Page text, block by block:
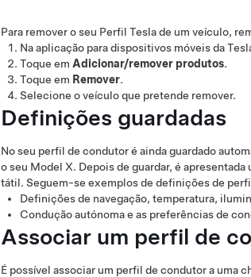
Para remover o seu Perfil Tesla de um veículo,
Na aplicação para dispositivos móveis da
Toque em Adicionar/remover produtos.
Toque em Remover.
Selecione o veículo que pretende remover.
Definições guardadas
No seu perfil de condutor é ainda guardado
o seu Model X. Depois de guardar, é
tátil. Seguem-se exemplos de definições de
Definições de navegação, temperatura,
Condução autónomae as preferências de
Associar um perfil de
É possível associar um perfil de condutor a uma